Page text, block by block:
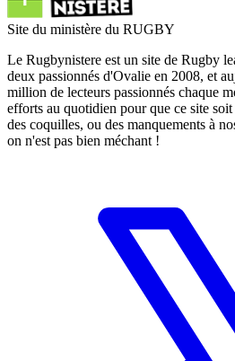
Site du ministère du RUGBY
Le Rugbynistere est un site de Rugby
deux passionnés d'Ovalie en 2008, et
million de lecteurs passionnés chaque
efforts au quotidien pour que ce site
des coquilles, ou des manquements à
on n'est pas bien méchant !